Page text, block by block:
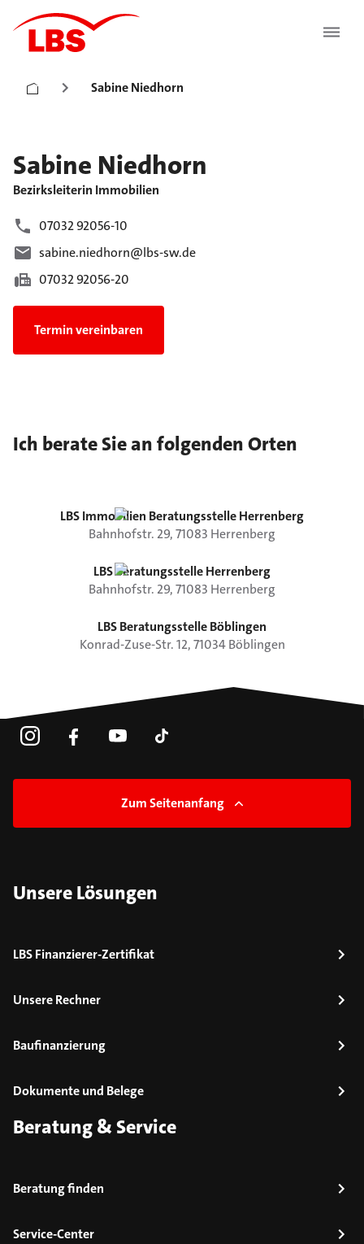
Sabine Niedhorn
Sabine Niedhorn
Bezirksleiterin Immobilien
07032 92056-10
sabine.niedhorn@lbs-sw.de
07032 92056-20
Termin vereinbaren
Ich berate Sie an folgenden Orten
LBS Immobilien Beratungsstelle Herrenberg
Bahnhofstr. 29,71083 Herrenberg
LBS Beratungsstelle Herrenberg
Bahnhofstr. 29,71083 Herrenberg
LBS Beratungsstelle Böblingen
Konrad-Zuse-Str.12,71034 Böblingen
Zum Seitenanfang
Unsere Lösungen
LBS Finanzierer-Zertifikat
Unsere Rechner
Baufinanzierung
Dokumente und Belege
Beratung & Service
Beratung finden
Service-Center